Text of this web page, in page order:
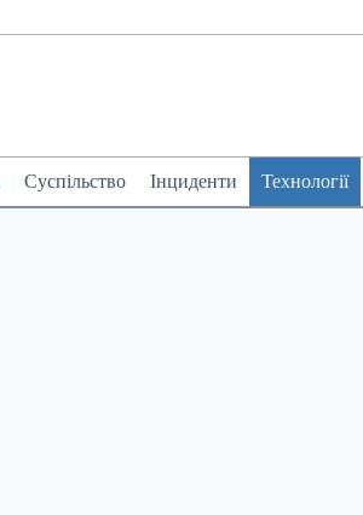
Суспільство Інциденти Технології